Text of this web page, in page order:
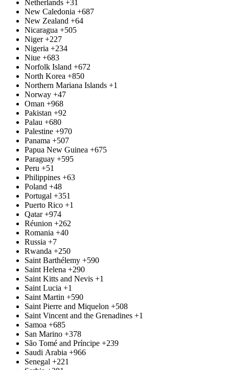
Netherlands +31
New Caledonia +687
New Zealand +64
Nicaragua +505
Niger +227
Nigeria +234
Niue +683
Norfolk Island +672
North Korea +850
Northern Mariana Islands +1
Norway +47
Oman +968
Pakistan +92
Palau +680
Palestine +970
Panama +507
Papua New Guinea +675
Paraguay +595
Peru +51
Philippines +63
Poland +48
Portugal +351
Puerto Rico +1
Qatar +974
Réunion +262
Romania +40
Russia +7
Rwanda +250
Saint Barthélemy +590
Saint Helena +290
Saint Kitts and Nevis +1
Saint Lucia +1
Saint Martin +590
Saint Pierre and Miquelon +508
Saint Vincent and the Grenadines +1
Samoa +685
San Marino +378
São Tomé and Príncipe +239
Saudi Arabia +966
Senegal +221